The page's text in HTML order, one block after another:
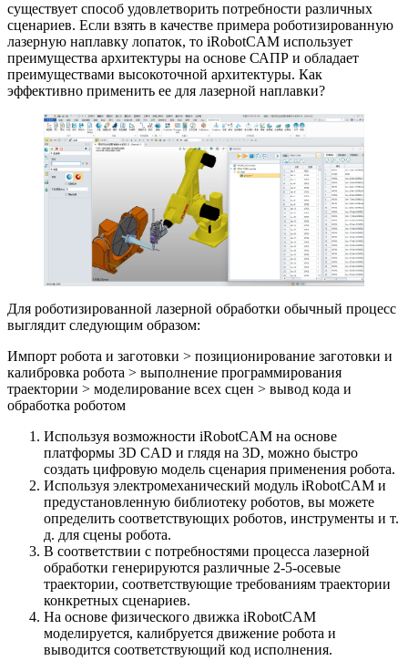
существует способ удовлетворить потребности различных
сценариев. Если взять в качестве примера роботизированную
лазерную наплавку лопаток, то iRobotCAM использует
преимущества архитектуры на основе САПР и обладает
преимуществами высокоточной архитектуры. Как
эффективно применить ее для лазерной наплавки?
Для роботизированной лазерной обработки обычный процесс
выглядит следующим образом:
Импорт робота и заготовки > позиционирование заготовки и
калибровка робота > выполнение программирования
траектории > моделирование всех сцен > вывод кода и
обработка роботом
Используя возможности iRobotCAM на основе
платформы 3D CAD и глядя на 3D, можно быстро
создать цифровую модель сценария применения робота.
Используя электромеханический модуль iRobotCAM и
предустановленную библиотеку роботов, вы можете
определить соответствующих роботов, инструменты и т.
д. для сцены робота.
В соответствии с потребностями процесса лазерной
обработки генерируются различные 2-5-осевые
траектории, соответствующие требованиям траектории
конкретных сценариев.
На основе физического движка iRobotCAM
моделируется, калибруется движение робота и
выводится соответствующий код исполнения.